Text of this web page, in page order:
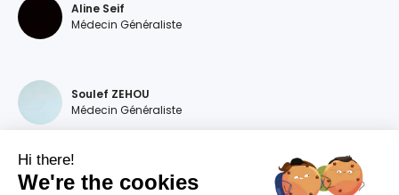
Aline Seif
Médecin Généraliste
Soulef ZEHOU
Médecin Généraliste
Magdalena DEVILLERS
Hi there!
We're the cookies